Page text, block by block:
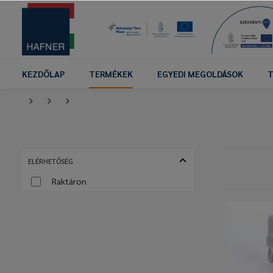
KEZDŐLAP TERMÉKEK EGYEDI MEGOLDÁSOK
ELÉRHETŐSÉG
Raktáron